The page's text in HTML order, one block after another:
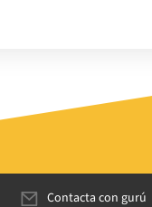
Contacta con gurú